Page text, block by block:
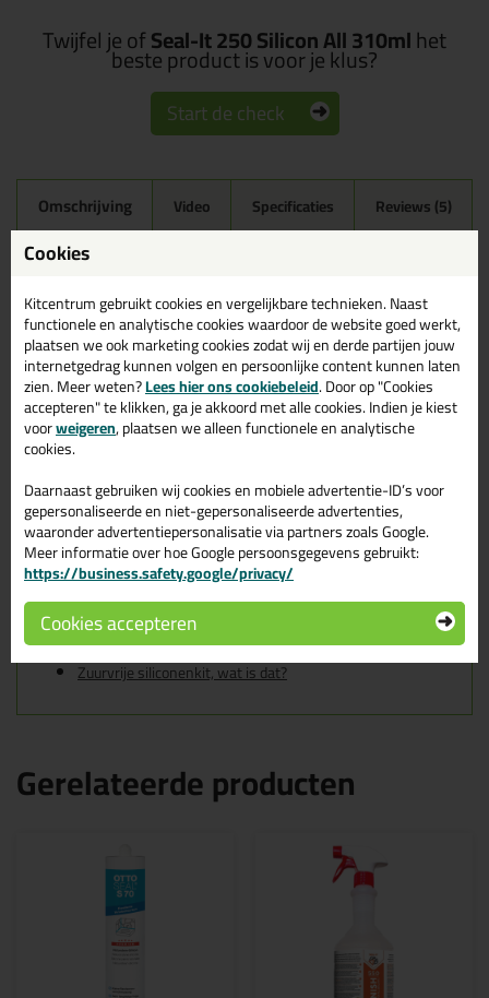
Twijfel je ofSeal-It 250 Silicon All 310mlhet
beste product is voor je klus?
Start de check
Omschrijving Video Specificaties Reviews (5)
Seal-It 250 Silicon All
310ml in Transparant Grijs
Zoek je kit in een specifieke kleur? Gevonden! Deze sanitairkit
Seal-It 250 Silicon All 310ml in de kleur Transparant Grijs is te
gebruiken voor verschillende toepassingen. Een duurzame en
veelzijdige kit welke makkelijk te verwerken is. Perfect als je een
bijpassende kleur zoekt met gegarandeerd een topresultaat.
Bestel de Seal-It 250 Silicon All 310ml in kleur Transparant Grijs
vandaag nog! Op voorraad en op werkdagen besteld = morgen in
huis.
Wil je meer weten over de toepassing en kenmerken van dit
product?Lees alles over dit product >
Tips & tricks voor Seal-It 250 Silicon
All 310ml
In de volgende blogs wordt dit product gebruikt:
Hoe kit ik een (natuursteen) aanrechtblad af?
Zuurvrije siliconenkit, wat is dat?
Gerelateerde producten
Cookies
Kitcentrum gebruikt cookies en vergelijkbare technieken. Naast
functionele en analytische cookies waardoor de website goed werkt,
plaatsen we ook marketing cookies zodat wij en derde partijen jouw
internetgedrag kunnen volgen en persoonlijke content kunnen laten
zien. Meer weten?Lees hier ons cookiebeleid. Door op "Cookies
accepteren" te klikken, ga je akkoord met alle cookies. Indien je kiest
voorweigeren, plaatsen we alleen functionele en analytische
cookies.
Daarnaast gebruiken wij cookies en mobiele advertentie-ID’s voor
gepersonaliseerde en niet-gepersonaliseerde advertenties,
waaronder advertentiepersonalisatie via partners zoals Google.
Meer informatie over hoe Google persoonsgegevens gebruikt:
https://business.safety.google/privacy/
Cookies accepteren